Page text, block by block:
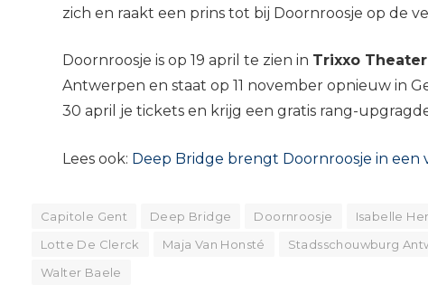
zich en raakt een prins tot bij Doornroosje op de
Doornroosje is op 19 april te zien in Trixxo Theater
Antwerpen en staat op 11 november opnieuw in
30 april je tickets en krijg een gratis rang-
Lees ook: Deep Bridge brengt Doornroosje in een
Capitole Gent Deep Bridge Doornroosje Isabelle
Lotte De Clerck
Maja Van Honsté Stadsschouwburg
Walter Baele